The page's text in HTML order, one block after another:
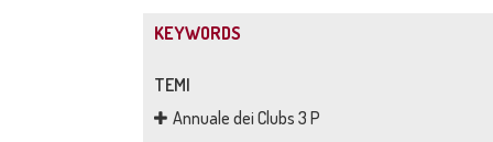
KEYWORDS
TEMI
Annuale dei Clubs 3 P